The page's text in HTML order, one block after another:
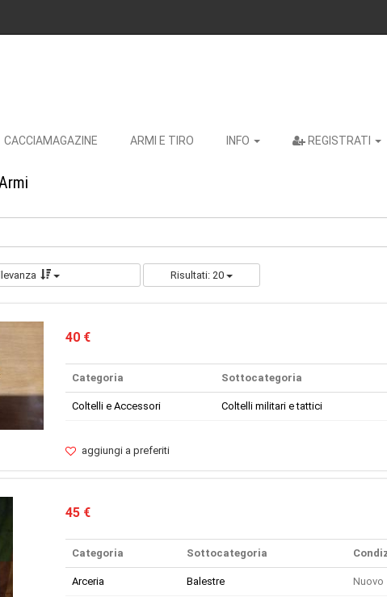
CACCIAMAGAZINE ARMI E TIRO INFO REGISTRATI
Risultati: 20
40 €
Categoria Sottocategoria
Coltelli e Accessori Coltelli militari e tattici
aggiungi a preferiti
45 €
Categoria Sottocategoria
Arceria Balestre Nuovo